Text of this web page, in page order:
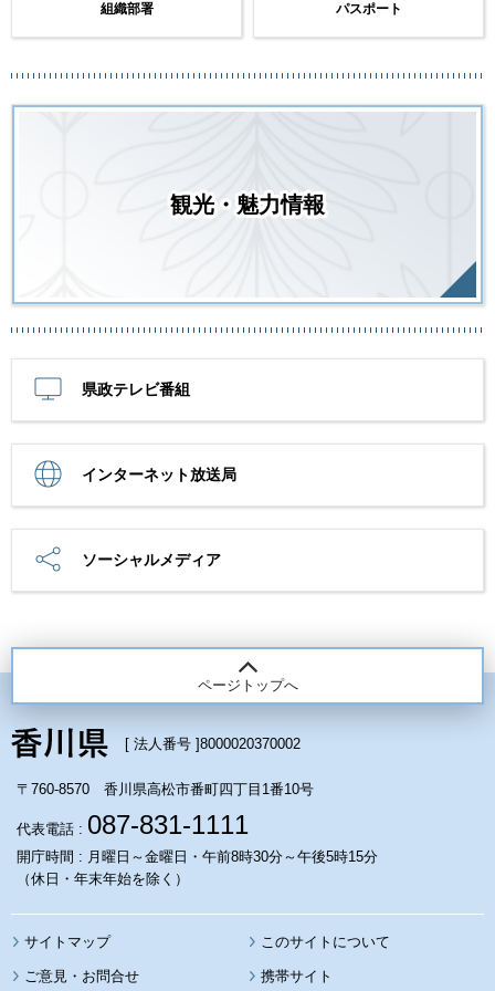
組織部署 パスポート
観光・魅力情報
県政テレビ番組
インターネット放送局
ソーシャルメディア
ページトップへ
[ 法人番号 ]8000020370002
〒760-8570 香川県高松市番町四丁目1番10号
代表電話 : 087-831-1111
開庁時間 : 月曜日～金曜日・午前8時30分～午後5時15分
（休日・年末年始を除く）
サイトマップ このサイトについて
携帯サイト